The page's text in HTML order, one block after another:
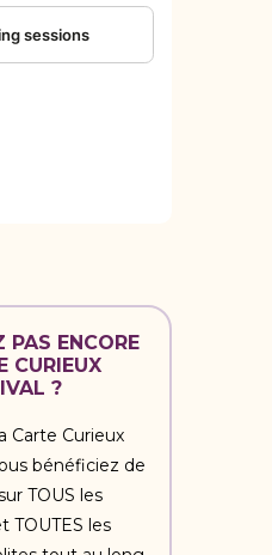
PAS ENCORE
CURIEUX
?
Carte Curieux
bénéficiez de
TOUS les
TOUTES les